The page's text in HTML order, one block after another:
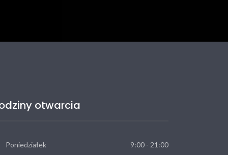
otwarcia
Poniedziałek 9:00 - 21:00